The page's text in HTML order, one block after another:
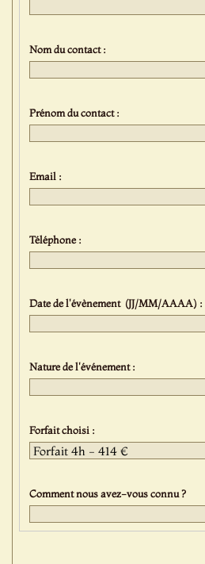
Nom du contact :
Prénom du contact :
Email :
Téléphone :
Date de l'évènement (JJ/MM/AAAA) :
Nature de l'événement :
Forfait choisi :
Comment nous avez-vous connu ?